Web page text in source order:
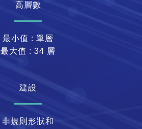
高層數
最小值 : 單層
最大值 : 34 層
建設
非規則形狀和